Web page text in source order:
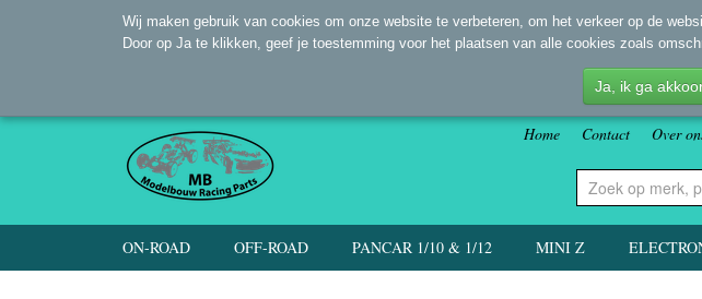
Home Contact Over
ON-ROAD OFF-ROAD PANCAR 1/10 & 1/12 MINI Z
Wij maken gebruik van cookies om onze website te verbeteren, om het verkeer op de
Door op Ja te klikken, geef je toestemming voor het plaatsen van alle cookies zoals
Ja, ik ga